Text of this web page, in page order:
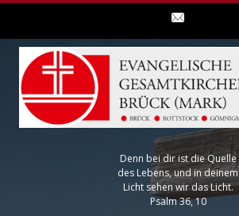
Denn bei dir ist die Quelle
des Lebens, und in deinem
Licht sehen wir das Licht.
Psalm 36, 10